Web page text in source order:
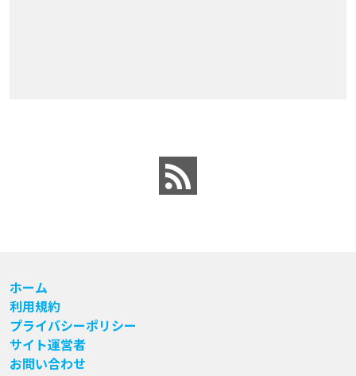
ホーム
利用規約
プライバシーポリシー
サイト運営者
お問い合わせ